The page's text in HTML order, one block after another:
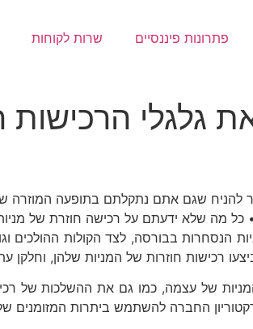
פתרונות פיננסיים שרות לקוחות
גלגלי הרכישות
להניח שגם אתם נתקלתם בתופעה המוזרה
כל מה שלא ידעתם על רכישה חוזרת של
הנסחרות בבורסה, לצד הקולות ההולכים
רכישות חוזרות של המניות שלהן, וחלקן
החברה להשתמש ביתרות המזומנים